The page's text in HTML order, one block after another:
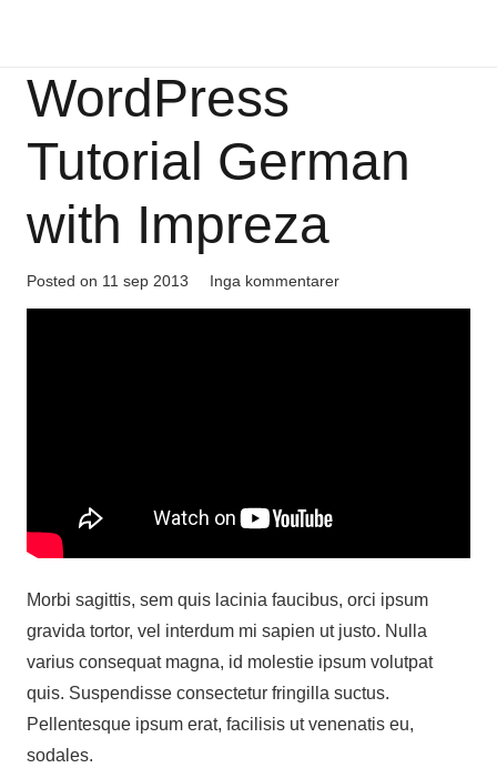
WordPress
Tutorial German
with Impreza
Posted on 11 sep 2013 Inga kommentarer
Morbi sagittis, sem quis lacinia faucibus, orci ipsum
gravida tortor, vel interdum mi sapien ut justo. Nulla
varius consequat magna, id molestie ipsum volutpat
quis. Suspendisse consectetur fringilla suctus.
Pellentesque ipsum erat, facilisis ut venenatis eu,
sodales.